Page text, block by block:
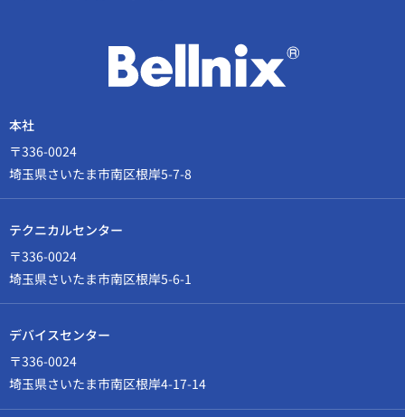
本社
〒336-0024
埼玉県さいたま市南区根岸5-7-8
テクニカルセンター
〒336-0024
埼玉県さいたま市南区根岸5-6-1
デバイスセンター
〒336-0024
埼玉県さいたま市南区根岸4-17-14